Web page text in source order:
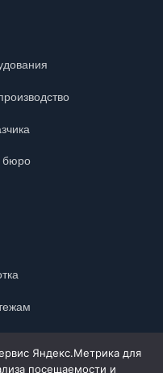
бюро
Яндекс.Метрика для
посещаемости и